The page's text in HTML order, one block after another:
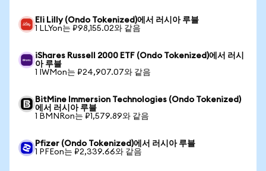
Eli Lilly (Ondo Tokenized)에서 러시아 루블
1 LLYon는 ₽98,155.02와 같음
iShares Russell 2000 ETF (Ondo Tokenized)에서 러시
아 루블
1 IWMon는 ₽24,907.07와 같음
BitMine Immersion Technologies (Ondo Tokenized)
에서 러시아 루블
1 BMNRon는 ₽1,579.89와 같음
Pfizer (Ondo Tokenized)에서 러시아 루블
1 PFEon는 ₽2,339.66와 같음